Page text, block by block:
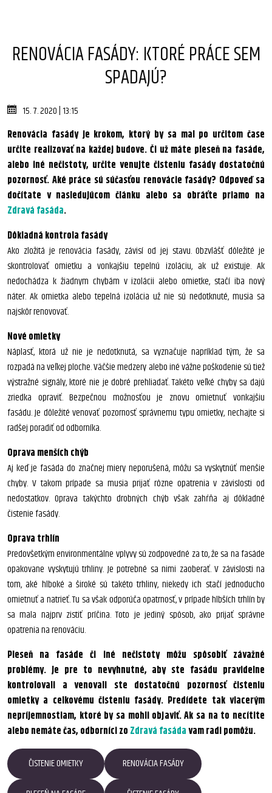
RENOVÁCIA FASÁDY: KTORÉ PRÁCE SEM
SPADAJÚ?
15. 7. 2020 | 13:15
Renovácia fasády je krokom, ktorý by sa mal po určitom čase
určite realizovať na každej budove. Či už máte pleseň na fasáde,
alebo iné nečistoty, určite venujte čisteniu fasády dostatočnú
pozornosť. Aké práce sú súčasťou renovácie fasády? Odpoveď sa
dočítate v nasledujúcom článku alebo sa obráťte priamo na
Zdravá fasáda.
Dôkladná kontrola fasády
Ako zložitá je renovácia fasády, závisí od jej stavu. Obzvlášť dôležité je
skontrolovať omietku a vonkajšiu tepelnú izoláciu, ak už existuje. Ak
nedochádza k žiadnym chybám v izolácii alebo omietke, stačí iba nový
náter. Ak omietka alebo tepelná izolácia už nie sú nedotknuté, musia sa
najskôr renovovať.
Nové omietky
Náplasť, ktorá už nie je nedotknutá, sa vyznačuje napríklad tým, že sa
rozpadá na veľkej ploche. Väčšie medzery alebo iné vážne poškodenie sú tiež
výstražné signály, ktoré nie je dobré prehliadať. Takéto veľké chyby sa dajú
zriedka opraviť. Bezpečnou možnosťou je znovu omietnuť vonkajšiu
fasádu. Je dôležité venovať pozornosť správnemu typu omietky, nechajte si
radšej poradiť od odborníka.
Oprava menších chýb
Aj keď je fasáda do značnej miery neporušená, môžu sa vyskytnúť menšie
chyby. V takom prípade sa musia prijať rôzne opatrenia v závislosti od
nedostatkov. Oprava takýchto drobných chýb však zahŕňa aj dôkladné
čistenie fasády.
Oprava trhlín
Predovšetkým environmentálne vplyvy sú zodpovedné za to, že sa na fasáde
opakovane vyskytujú trhliny. Je potrebné sa nimi zaoberať. V závislosti na
tom, aké hlboké a široké sú takéto trhliny, niekedy ich stačí jednoducho
omietnuť a natrieť. Tu sa však odporúča opatrnosť, v prípade hlbších trhlín by
sa mala najprv zistiť príčina. Toto je jediný spôsob, ako prijať správne
opatrenia na renováciu.
Pleseň na fasáde či iné nečistoty môžu spôsobiť závažné
problémy. Je pre to nevyhnutné, aby ste fasádu pravidelne
kontrolovali a venovali ste dostatočnú pozornosť čisteniu
omietky a celkovému čisteniu fasády. Predídete tak viacerým
nepríjemnostiam, ktoré by sa mohli objaviť. Ak sa na to necítite
alebo nemáte čas, odborníci zo Zdravá fasádavam radi pomôžu.
ČISTENIE OMIETKY
RENOVÁCIA FASÁDY